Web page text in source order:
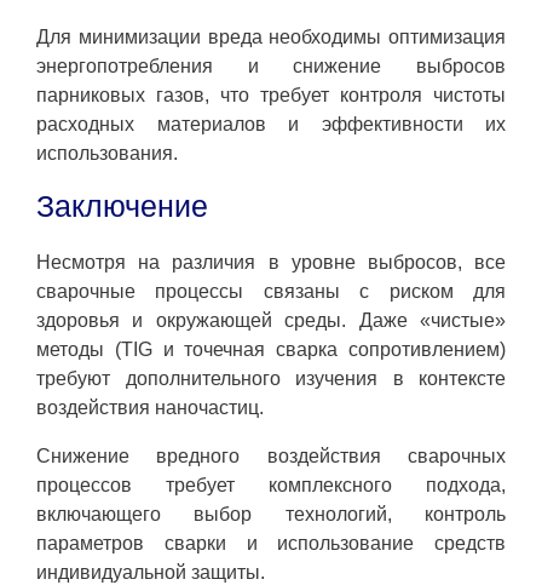
Для минимизации вреда необходимы оптимизация
энергопотребления и снижение выбросов
парниковых газов, что требует контроля чистоты
расходных материалов и эффективности их
использования.
Заключение
Несмотря на различия в уровне выбросов, все
сварочные процессы связаны с риском для
здоровья и окружающей среды. Даже «чистые»
методы (TIG и точечная сварка сопротивлением)
требуют дополнительного изучения в контексте
воздействия наночастиц.
Снижение вредного воздействия сварочных
процессов требует комплексного подхода,
включающего выбор технологий, контроль
параметров сварки и использование средств
индивидуальной защиты.